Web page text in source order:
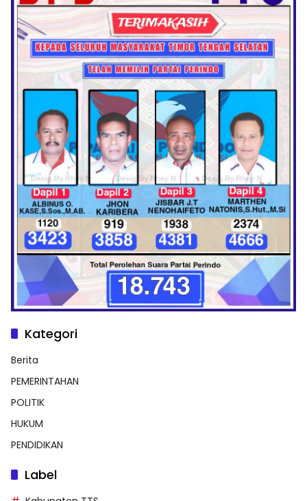
Kategori
Berita
PEMERINTAHAN
POLITIK
HUKUM
PENDIDIKAN
Label